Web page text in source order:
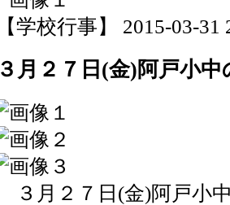
【学校行事】 2015-03-31
３月２７日(金)阿戸小
３月２７日(金)阿戸小